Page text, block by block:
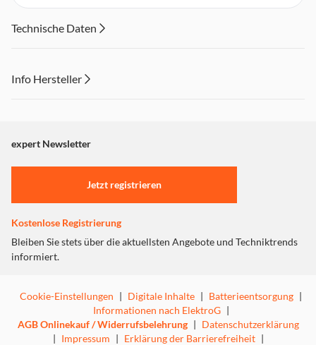
Technische Daten
Info Hersteller
"Marketing".
Einstellungen anpassen
expert Newsletter
Jetzt registrieren
Kostenlose Registrierung
Bleiben Sie stets über die aktuellsten Angebote und Techniktrends
informiert.
Cookie-Einstellungen | Digitale Inhalte | Batterieentsorgung |
Informationen nach ElektroG |
AGB Onlinekauf / Widerrufsbelehrung | Datenschutzerklärung
| Impressum | Erklärung der Barrierefreiheit |